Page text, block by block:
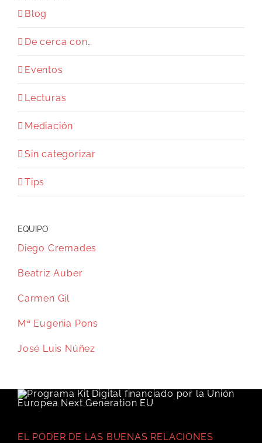
Blog
De cerca con…
Eventos
Lecturas
Mediación
Sin categorizar
Tips
EQUIPO
Diego Cremades
Beatriz Auber
Carmen Gil
Mª Eugenia Pons
José Luis Núñez
EL PODER DE LAS BUENAS RELACIONES